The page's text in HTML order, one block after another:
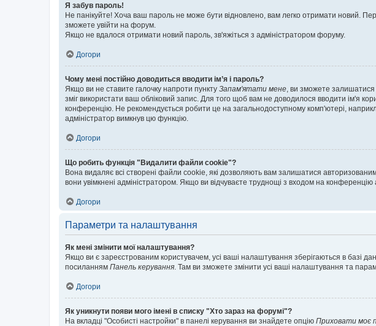
Я забув пароль!
Не панікуйте! Хоча ваш пароль не може бути відновлено, вам легко отримати новий.
зможете увійти на форум.
Якщо не вдалося отримати новий пароль, зв'яжіться з адміністратором форуму.
Догори
Чому мені постійно доводиться вводити ім’я і пароль?
Якщо ви не ставите галочку напроти пункту Запам'ятати мене, ви зможете залишатися
зміг використати ваш обліковий запис. Для того щоб вам не доводилося вводити ім'я
конференцію. Не рекомендується робити це на загальнодоступному комп'ютері,
адміністратор вимкнув цю функцію.
Догори
Що робить функція "Видалити файли cookie"?
Вона видаляє всі створені файли cookie, які дозволяють вам залишатися
вони увімкнені адміністратором. Якщо ви відчуваєте труднощі з входом на
Догори
Параметри та налаштування
Як мені змінити мої налаштування?
Якщо ви є зареєстрованим користувачем, усі ваші налаштування зберігаються в базі
посиланням Панель керування. Там ви зможете змінити усі ваші налаштування та
Догори
Як уникнути появи мого імені в списку "Хто зараз на форумі"?
На вкладці "Особисті настройки" в панелі керування ви знайдете опцію Приховати моє